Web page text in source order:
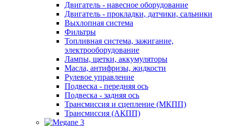
Двигатель - навесное оборудование
Двигатель - прокладки, датчики, сальники
Выхлопная система
Фильтры
Топливная система, зажигание,
электрооборудование
Лампы, щетки, аккумуляторы
Масла, антифризы, жидкости
Рулевое управление
Подвеска - передняя ось
Подвеска - задняя ось
Трансмиссия и сцепление (МКПП)
Трансмиссия (АКПП)